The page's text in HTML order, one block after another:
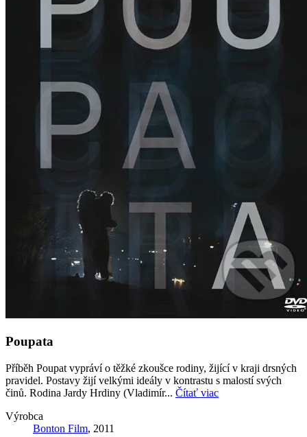
Poupata
Příběh Poupat vypráví o těžké zkoušce rodiny, žijící v kraji drsných
pravidel. Postavy žijí velkými ideály v kontrastu s malostí svých
činů. Rodina Jardy Hrdiny (Vladimír... Čítať viac
Výrobca
Bonton Film, 2011